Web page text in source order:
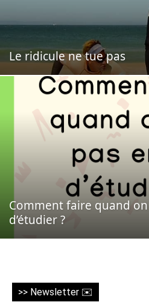
Le ridicule ne tue pas
Comment faire quand on
d’étudier ?
>> Newsletter ✉️